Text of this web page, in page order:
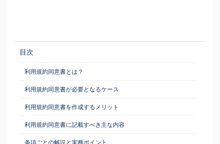
目次
利用規約同意書とは？
利用規約同意書が必要となるケース
利用規約同意書を作成するメリット
利用規約同意書に記載すべき主な内容